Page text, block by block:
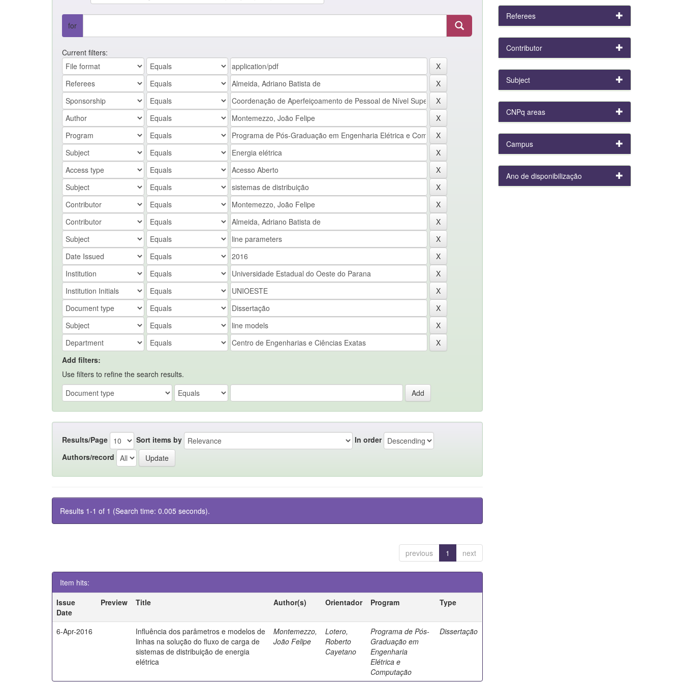
for
Current filters:
Add filters:
Use filters to refine the search results.
Results/Page Sort items by
In order
Authors/record
Results 1-1 of 1 (Search time: 0.005 seconds).
previous 1 next
Item hits:
Issue
Date
Preview Title Author(s) Orientador Program Type
6-Apr-2016
Influência dos parâmetros e modelos de
linhas na solução do fluxo de carga de
sistemas de distribuição de energia
elétrica
Montemezzo,
João Felipe
Lotero,
Roberto
Cayetano
Programa de Pós-
Graduação em
Engenharia
Elétrica e
Computação
Dissertação
Referees
Contributor
Subject
CNPq areas
Campus
Ano de disponibilização